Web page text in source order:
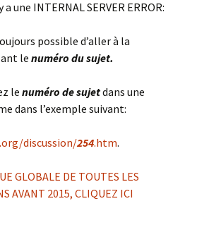
une INTERNAL SERVER ERROR:
possible d’aller à la
lenuméro du sujet.
lenuméro de sujetdans une
dans l’exemple suivant:
discussion/254.htm.
GLOBALE DE TOUTES LES
AVANT 2015, CLIQUEZ ICI